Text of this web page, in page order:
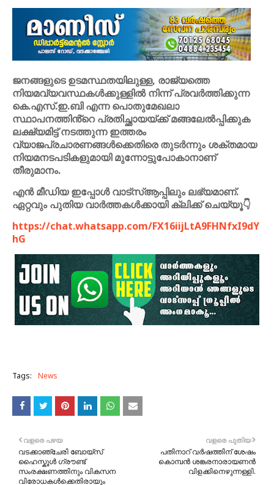
ജനങ്ങളുടെ ഉടമസ്ഥതയിലുള്ള, രാജ്യത്തെ
നിയമവ്യവസ്ഥകൾക്കുള്ളിൽ നിന്ന് പ്രവർത്തിക്കുന്ന
കെ.എസ്.ഇ.ബി എന്ന പൊതുമേഖലാ
സ്ഥാപനത്തിൻ്റെ പ്രതിച്ഛായയ്ക്ക് മങ്ങലേൽപ്പിക്കുക
ലക്ഷ്യമിട്ട് നടത്തുന്ന ഇത്തരം
വ്യാജപ്രചാരണങ്ങൾക്കെതിരെ തുടർന്നും ശക്തമായ
നിയമനടപടികളുമായി മുന്നോട്ടുപോകാനാണ്
തീരുമാനം.
എൻ മീഡിയ ഇപ്പോൾ വാട്സ്ആപ്പിലും ലഭ്യമാണ്.
ഏറ്റവും പുതിയ വാർത്തകൾക്കായി ക്ലിക്ക് ചെയ്യൂ👇
https://chat.whatsapp.com/FX16iijLtA9FHNfxI9dY
hG
Tags: News
വളരെ പുതിയ
പതിനാറ് വർഷത്തിന് ശേഷം
കൊമ്പൻ ശങ്കരനാരായണൻ
വിളക്കിനെഴുന്നള്ളി.
വളരെ പഴയ
വടക്കാഞ്ചേരി ബോയ്സ്
ഹൈസ്കൂൾ ഗ്രൗണ്ട്
സംരക്ഷണത്തിനും വികസന
വിരോധകൾക്കെതിരായും